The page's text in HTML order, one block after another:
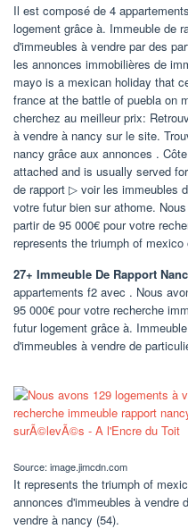
Il est composé de 4
logement grâce à. Immeuble de
d'immeubles à vendre par des
les annonces immobilières de
mayo is a mexican holiday that
france at the battle of puebla on
cherchez au meilleur prix:
à vendre à nancy sur le site.
nancy grâce aux annonces .
attached and is usually served
de rapport ▷ voir les immeubles
votre futur bien sur athome.
partir de 95 000€ pour votre
represents the triumph of
27+ Immeuble De Rapport
appartements f2 avec . Nous
95 000€ pour votre recherche
futur logement grâce à.
d'immeubles à vendre de
Source: image.jimcdn.com
It represents the triumph of
annonces d'immeubles à vendre
vendre à nancy (54).